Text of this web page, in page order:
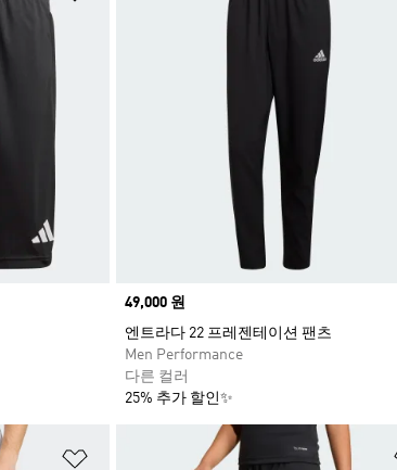
Price
49,000 원
엔트라다 22 프레젠테이션 팬츠
Men Performance
다른 컬러
25% 추가 할인✨
위시리스트 담기